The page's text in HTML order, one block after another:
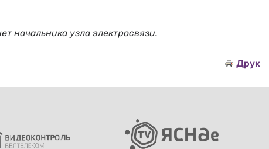
начальника узла электросвязи.
Друк